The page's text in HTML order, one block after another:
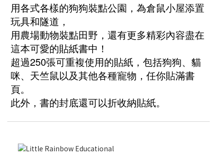
用各式各樣的狗狗裝點公園，為倉鼠小屋添置
玩具和隧道，
用農場動物裝點田野，還有更多精彩內容盡在
這本可愛的貼紙書中！
超過250張可重複使用的貼紙，包括狗狗、貓
咪、天竺鼠以及其他各種寵物，任你貼滿書
頁。
此外，書的封底還可以折收納貼紙。